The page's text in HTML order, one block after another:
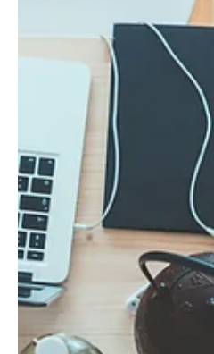
De 5 vanligaste
anställa till ditt
Driver du ditt företag, eller
jag fick besvara för mig själv